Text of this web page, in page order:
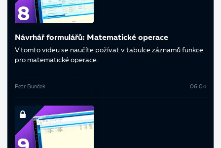
Návrhář formulářů: Matematické operace
V tomto videu se naučíte požívat v tabulce záznamů funkce
pro matematické operace.
Petr Bunček 06:04